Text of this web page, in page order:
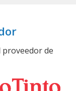
de